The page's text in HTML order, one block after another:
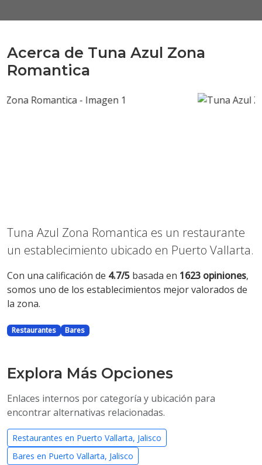
Acerca de Tuna Azul Zona
Romantica
Tuna Azul Zona Romantica es un restaurante
un establecimiento ubicado en Puerto Vallarta.
Con una calificación de 4.7/5 basada en 1623 opiniones,
somos uno de los establecimientos mejor valorados de
la zona.
Restaurantes Bares
Explora Más Opciones
Enlaces internos por categoría y ubicación para
encontrar alternativas relacionadas.
Restaurantes en Puerto Vallarta, Jalisco
Bares en Puerto Vallarta, Jalisco